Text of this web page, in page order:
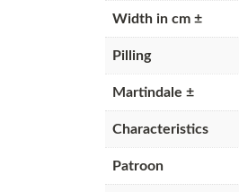
Width in cm ±
Pilling
Martindale ±
Characteristics
Patroon